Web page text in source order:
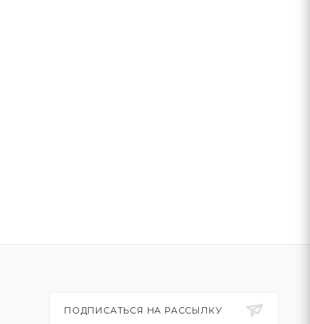
ПОДПИСАТЬСЯ НА РАССЫЛКУ